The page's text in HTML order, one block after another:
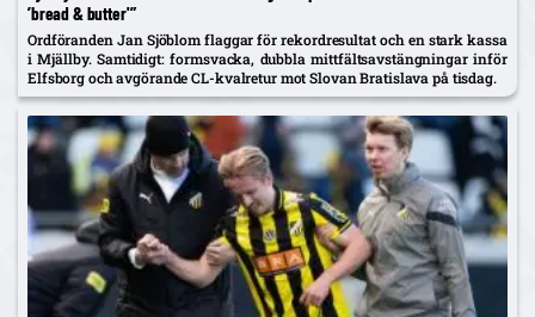
’bread & butter'”
Ordföranden Jan Sjöblom flaggar för rekordresultat och en stark kassa
i Mjällby. Samtidigt: formsvacka, dubbla mittfältsavstängningar inför
Elfsborg och avgörande CL-kvalretur mot Slovan Bratislava på tisdag.